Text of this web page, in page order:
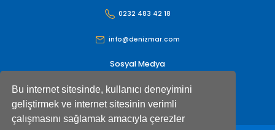
Bu internet sitesinde, kullanıcı deneyimini
geliştirmek ve internet sitesinin verimli
çalışmasını sağlamak amacıyla çerezler
0232 483 42 18
info@denizmar.com
Sosyal Medya